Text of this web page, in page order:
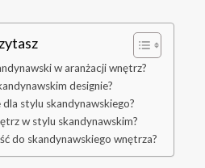
w aranżacji wnętrz?
designie?
stylu skandynawskiego?
w stylu skandynawskim?
do skandynawskiego wnętrza?